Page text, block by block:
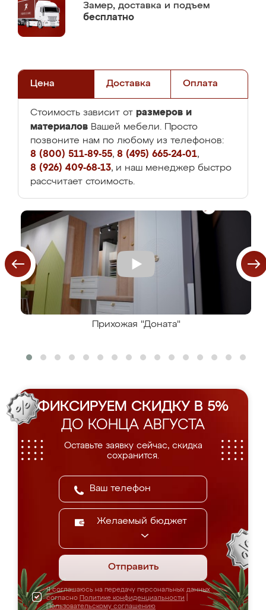
Замер, доставка и подъем
бесплатно
Цена Доставка Оплата
Стоимость зависит от размеров и
материалов Вашей мебели. Просто
позвоните нам по любому из телефонов:
8 (800) 511-89-55, 8 (495) 665-24-01,
8 (926) 409-68-13, и наш менеджер быстро
рассчитает стоимость.
Прихожая "Доната"
ФИКСИРУЕМ СКИДКУ В 5%
ДО КОНЦА АВГУСТА
Оставьте заявку сейчас, скидка
сохранится.
Желаемый бюджет
Отправить
Я соглашаюсь на передачу персональных данных
согласно Политике конфиденциальности
Пользовательскому соглашению